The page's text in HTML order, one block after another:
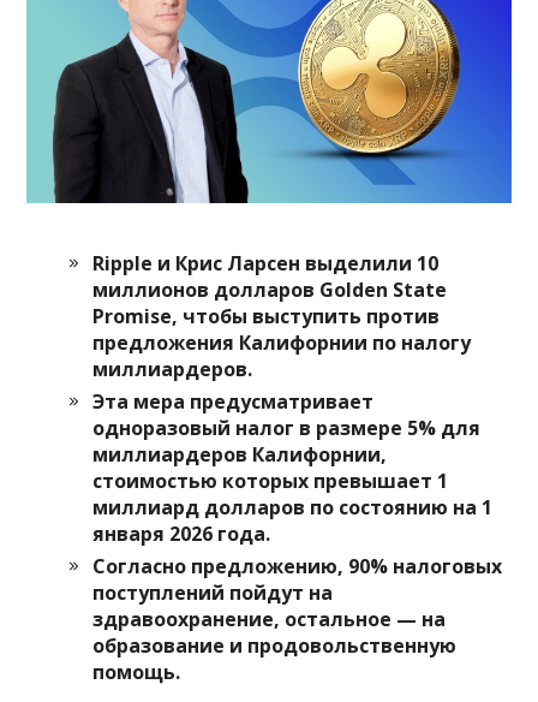
Ripple и Крис Ларсен выделили 10
миллионов долларов Golden State
Promise, чтобы выступить против
предложения Калифорнии по налогу
миллиардеров.
Эта мера предусматривает
одноразовый налог в размере 5% для
миллиардеров Калифорнии,
стоимостью которых превышает 1
миллиард долларов по состоянию на 1
января 2026 года.
Согласно предложению, 90% налоговых
поступлений пойдут на
здравоохранение, остальное — на
образование и продовольственную
помощь.